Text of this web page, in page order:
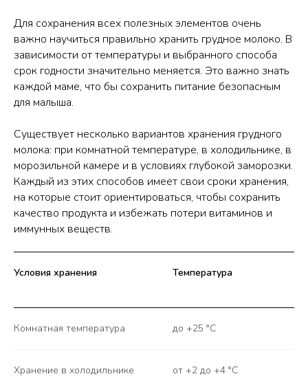
Для сохранения всех полезных элементов очень
важно научиться правильно хранить грудное молоко. В
зависимости от температуры и выбранного способа
срок годности значительно меняется. Это важно знать
каждой маме, что бы сохранить питание безопасным
для малыша.
Существует несколько вариантов хранения грудного
молока: при комнатной температуре, в холодильнике, в
морозильной камере и в условиях глубокой заморозки.
Каждый из этих способов имеет свои сроки хранения,
на которые стоит ориентироваться, чтобы сохранить
качество продукта и избежать потери витаминов и
иммунных веществ.
Условия хранения Температура
Комнатная температура до +25 °C
Хранение в холодильнике от +2 до +4 °C